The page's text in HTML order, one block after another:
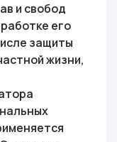
и свобод
его
защиты
жизни,